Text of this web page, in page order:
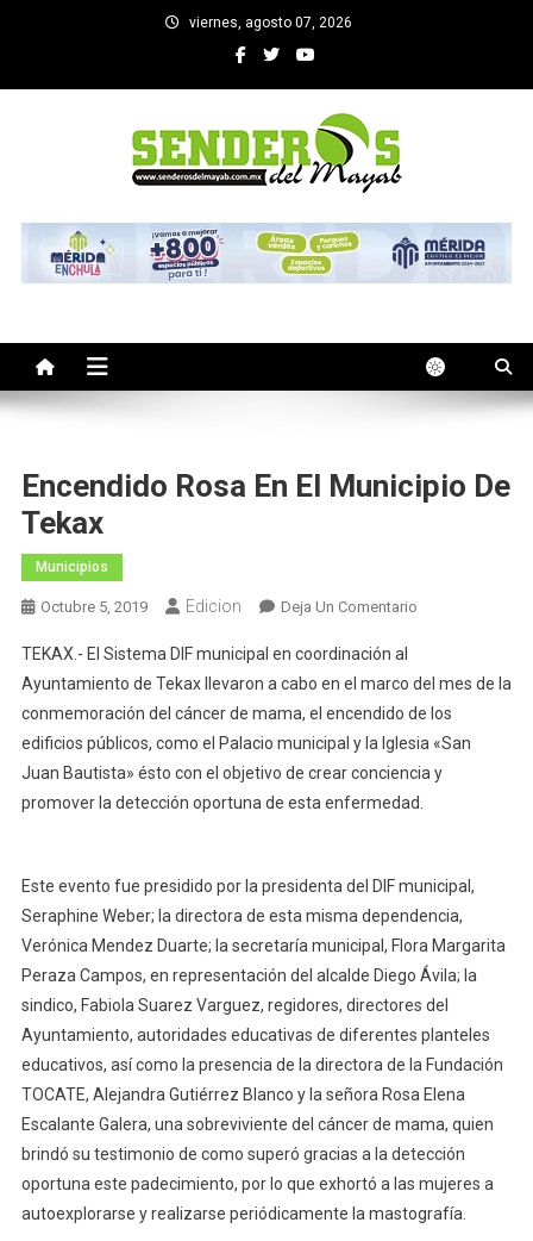
viernes, agosto 07, 2026
SENDEROS DEL MAYAB
Encendido Rosa En El Municipio De
Tekax
Municipios
Octubre 5, 2019 Edicion Deja Un ComentarioEn
En
El
Municipio
De
Tekax
TEKAX.- El Sistema DIF municipal en coordinación al
Ayuntamiento de Tekax llevaron a cabo en el marco del mes de la
conmemoración del cáncer de mama, el encendido de los
edificios públicos, como el Palacio municipal y la Iglesia «San
Juan Bautista» ésto con el objetivo de crear conciencia y
promover la detección oportuna de esta enfermedad.
Este evento fue presidido por la presidenta del DIF municipal,
Seraphine Weber; la directora de esta misma dependencia,
Verónica Mendez Duarte; la secretaría municipal, Flora Margarita
Peraza Campos, en representación del alcalde Diego Ávila; la
sindico, Fabiola Suarez Varguez, regidores, directores del
Ayuntamiento, autoridades educativas de diferentes planteles
educativos, así como la presencia de la directora de la Fundación
TOCATE, Alejandra Gutiérrez Blanco y la señora Rosa Elena
Escalante Galera, una sobreviviente del cáncer de mama, quien
brindó su testimonio de como superó gracias a la detección
oportuna este padecimiento, por lo que exhortó a las mujeres a
autoexplorarse y realizarse periódicamente la mastografía.